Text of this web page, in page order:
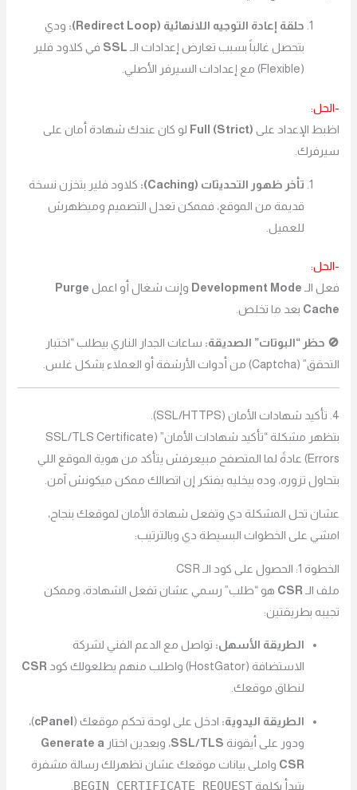
حلقة إعادة التوجيه اللانهائية (Redirect Loop):
ودي
بتحصل غالباً بسبب تعارض إعدادات الـ SSL في كلاود فلير
(Flexible) مع إعدادات السيرفر الأصلي.
-الحل:
اظبط الإعداد على Full (Strict) لو كان عندك شهادة أمان على
سيرفرك.
تأخر ظهور التحديثات (Caching):
كلاود فلير بتخزن نسخة
قديمة من الموقع، فممكن تعدل التصميم وميظهرش
للعميل.
-الحل:
فعل الـ Development Mode وإنت شغال أو اعمل Purge
Cache بعد ما تخلص.
🚫 حظر “البوتات” الصديقة: ساعات الجدار الناري بيطلب “اختبار
التحقق” (Captcha) من أدوات الأرشفة أو العملاء بشكل غلس.
4. تأكيد شهادات الأمان (SSL/HTTPS).
بتظهر مشكلة “تأكيد شهادات الأمان” (SSL/TLS Certificate
Errors) عادةً لما المتصفح مبيعرفش يتأكد من هوية الموقع اللي
بتحاول تزوره، وده بيخليه يفتكر إن اتصالك ممكن ميكونش آمن.
عشان تحل المشكلة دي وتفعل شهادة الأمان لموقعك بنجاح،
امشي على الخطوات البسيطة دي وبالترتيب:
الخطوة 1: الحصول على كود الـ CSR
ملف الـ CSR هو “طلب” رسمي عشان تفعل الشهادة، وممكن
تجيبه بطريقتين:
الطريقة الأسهل: تواصل مع الدعم الفني لشركة
الاستضافة (HostGator) واطلب منهم يطلعولك كود
CSR
لنطاق موقعك.
الطريقة اليدوية: ادخل على لوحة تحكم موقعك ( cPanel)،
ودور على أيقونة SSL/TLS، وبعدين اختار Generate a
CSR واملى بيانات موقعك عشان تظهرلك رسالة مشفرة
بتبدأ بكلمةBEGIN CERTIFICATE REQUEST